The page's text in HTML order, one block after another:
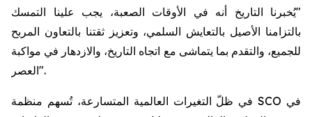
"يُخبرنا التاريخ أنه في الأوقات الصعبة، يجب علينا التمسك
بالتزامنا الأصيل بالتعايش السلمي، وتعزيز ثقتنا بالتعاون المربح
للجميع، والتقدم بما يتماشى مع اتجاه التاريخ، والازدهار في مواكبة
العصر".
في ظلّ التغيرات العالمية المتسارعة، تُسهم منظمة SCO في